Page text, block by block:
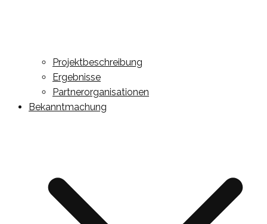
Projektbeschreibung
Ergebnisse
Partnerorganisationen
Bekanntmachung